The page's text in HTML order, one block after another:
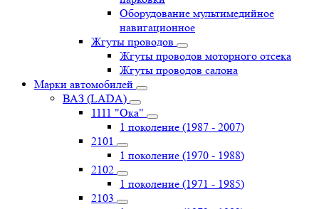
Оборудование мультимедийное
навигационное
Жгуты проводов
Жгуты проводов моторного отсека
Жгуты проводов салона
Марки автомобилей
ВАЗ (LADA)
1111 "Ока"
1 поколение (1987 - 2007)
2101
1 поколение (1970 - 1988)
2102
1 поколение (1971 - 1985)
2103